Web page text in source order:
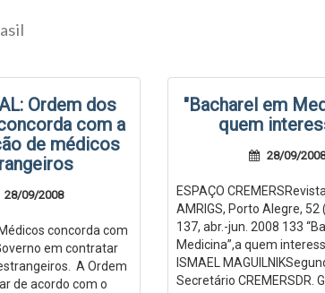
Ordem dos
com a
de médicos
28/09/2008
concorda com
em contratar
A Ordem
de acordo com o
"Bacharel em
quem
28/09/2008
ESPAÇO
AMRIGS, Porto Alegre, 52
137, abr.-jun. 2008 133
Medicina”,a quem
ISMAEL
Secretário CREMERSDR.